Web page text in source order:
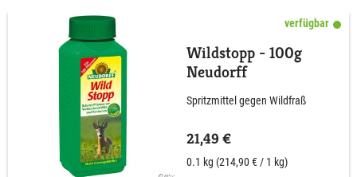
verfügbar
Wildstopp - 100g
Neudorff
Spritzmittel gegen Wildfraß
21,49 €
0.1 kg (214,90 € / 1 kg)